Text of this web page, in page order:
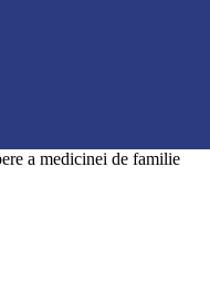
a medicinei de familie